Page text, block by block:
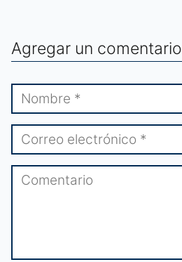
Agregar un comentario